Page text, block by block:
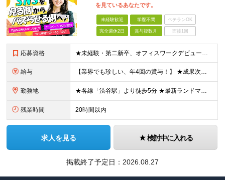
を見ているあなたです。
未経験歓迎 学歴不問 ベテランOK
完全週休2日 賞与複数月 面接1回
応募資格 ★未経験・第二新卒、オフィスワークデビュー大歓迎 ★平均年齢は28.6歳！ ★20代の若手メンバーが中心になって活躍している職場です！ ●学歴不問 ※35歳以下の方（若年層の長期キャリア形成） ★こ
給与 【業界でも珍しい、年4回の賞与！】 ★成果次第でスピード昇給可 →20代で年収700万〜900万超も！ ■未経験：月給26〜30万円＋賞与年4回（業績による）＋各種手当 ※経験・スキルを考慮して決定
勤務地 ★各線「渋谷駅」より徒歩5分 ★最新ランドマークオフィスです！ ★転勤はありません 【本社】 東京都渋谷区道玄坂2-25-12 道玄坂通 dogenzaka-dori 5階 ※(変更の範囲)上記を除
残業時間 20時間以内
求人を見る 検討中に入れる
掲載終了予定日： 2026.08.27